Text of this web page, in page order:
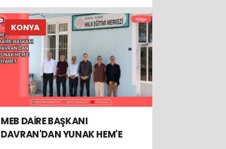
KONYA
MEB DAİRE BAŞKANI
DAVRAN'DAN YUNAK HEM'E